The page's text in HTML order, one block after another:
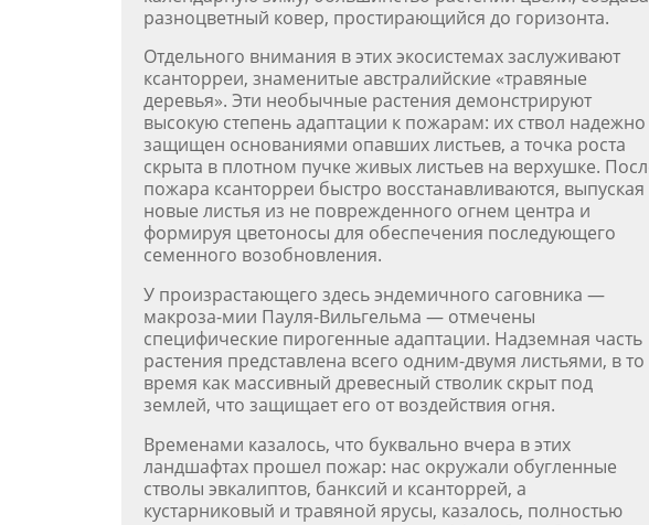
разноцветный ковер, простирающийся до горизонта.
Отдельного внимания в этих экосистемах заслуживают
ксанторреи, знаменитые австралийские «травяные
деревья». Эти необычные растения демонстрируют
высокую степень адаптации к пожарам: их ствол надежно
защищен основаниями опавших листьев, а точка роста
скрыта в плотном пучке живых листьев на верхушке.
пожара ксанторреи быстро восстанавливаются, выпуская
новые листья из не поврежденного огнем центра и
формируя цветоносы для обеспечения последующего
семенного возобновления.
У произрастающего здесь эндемичного саговника —
макроза-мии Пауля-Вильгельма — отмечены
специфические пирогенные адаптации. Надземная часть
растения представлена всего одним-двумя листьями, в то
время как массивный древесный стволик скрыт под
землей, что защищает его от воздействия огня.
Временами казалось, что буквально вчера в этих
ландшафтах прошел пожар: нас окружали обугленные
стволы эвкалиптов, банксий и ксанторрей, а
кустарниковый и травяной ярусы, казалось, полностью